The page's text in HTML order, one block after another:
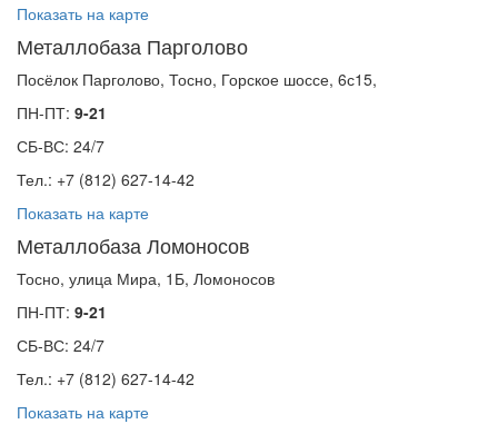
Показать на карте
Металлобаза Парголово
Посёлок Парголово, Тосно, Горское шоссе, 6с15,
ПН-ПТ: 9-21
СБ-ВС: 24/7
Тел.: +7 (812) 627-14-42
Показать на карте
Металлобаза Ломоносов
Тосно, улица Мира, 1Б, Ломоносов
ПН-ПТ: 9-21
СБ-ВС: 24/7
Тел.: +7 (812) 627-14-42
Показать на карте